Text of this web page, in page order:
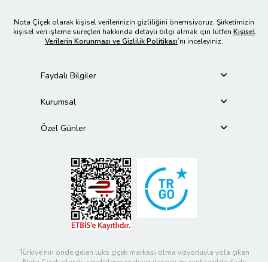
Nota Çiçek olarak kişisel verilerinizin gizliliğini önemsiyoruz. Şirketimizin
kişisel veri işleme süreçleri hakkında detaylı bilgi almak için lütfen Kişisel
Verilerin Korunması ve Gizlilik Politikası’nı inceleyiniz.
Faydalı Bilgiler
Kurumsal
Özel Günler
Türkiye’nin önde gelen lüks çiçek markası olma vizyonuyla yola çıkan